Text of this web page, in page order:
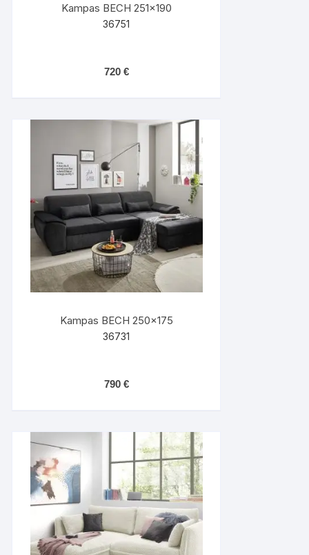
Kampas BECH 251×190
36751
720 €
Kampas BECH 250×175
36731
790 €